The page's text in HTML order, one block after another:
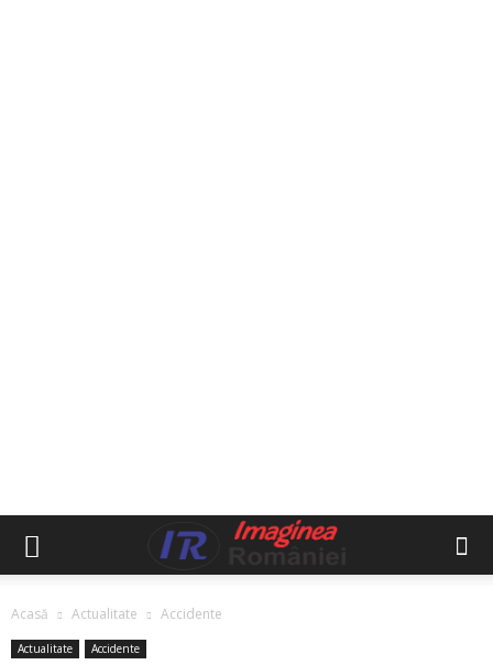
Acasă Actualitate Accidente
Actualitate Accidente